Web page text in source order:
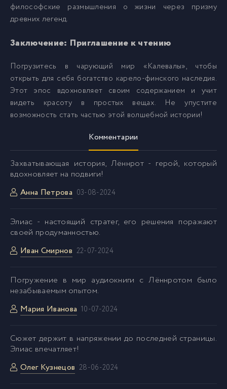
философские размышления о жизни через призму
древних легенд.
Заключение: Приглашение к чтению
Погрузитесь в чарующий мир «Калевалы», чтобы
открыть для себя богатство карело-финского наследия.
Этот эпос вдохновляет своим содержанием и учит
видеть красоту в простых вещах. Не упустите
возможность стать частью этой волшебной истории!
Комментарии
Захватывающая история, Лённрот - герой, который
вдохновляет на подвиги!
Анна Петрова 03-08-2024
Элиас - настоящий стратег, его решения поражают
своей продуманностью.
Иван Смирнов 22-07-2024
Погружение в мир аудиокниги с Лённротом было
незабываемым опытом.
Мария Иванова 10-07-2024
Сюжет держит в напряжении до последней страницы.
Элиас впечатляет!
Олег Кузнецов 28-06-2024